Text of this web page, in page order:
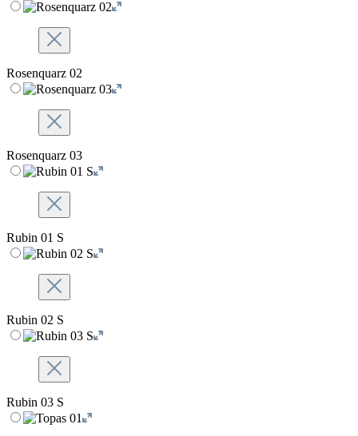
Rosenquarz 02
Rosenquarz 03
Rubin 01 S
Rubin 02 S
Rubin 03 S